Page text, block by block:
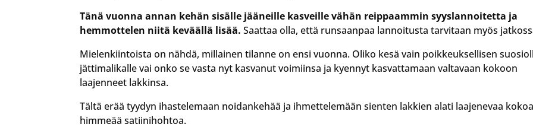
Tänä vuonna annan kehän sisälle jääneille kasveille vähän reippaammin syyslannoitetta ja
hemmottelen niitä keväällä lisää. Saattaa olla, että runsaanpaa lannoitusta tarvitaan myös
Mielenkiintoista on nähdä, millainen tilanne on ensi vuonna. Oliko kesä vain poikkeuksellisen
jättimalikalle vai onko se vasta nyt kasvanut voimiinsa ja kyennyt kasvattamaan valtavaan kokoon
laajenneet lakkinsa.
Tältä erää tyydyn ihastelemaan noidankehää ja ihmettelemään sienten lakkien alati laajenevaa
himmeää satiinihohtoa.